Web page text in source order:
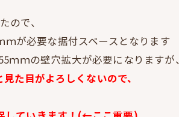
ので、
が必要な据付スペースとなります
ｍの壁穴拡大が必要になりますが、
た目がよろしくないので、